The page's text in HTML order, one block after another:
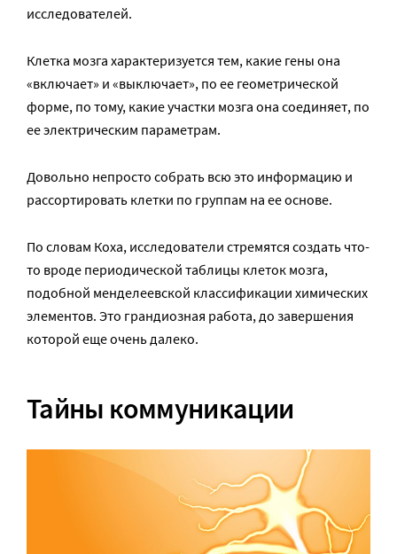
исследователей.
Клетка мозга характеризуется тем, какие гены она
«включает» и «выключает», по ее геометрической
форме, по тому, какие участки мозга она соединяет, по
ее электрическим параметрам.
Довольно непросто собрать всю это информацию и
рассортировать клетки по группам на ее основе.
По словам Коха, исследователи стремятся создать что-
то вроде периодической таблицы клеток мозга,
подобной менделеевской классификации химических
элементов. Это грандиозная работа, до завершения
которой еще очень далеко.
Тайны коммуникации